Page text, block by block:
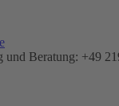
und Beratung: +49